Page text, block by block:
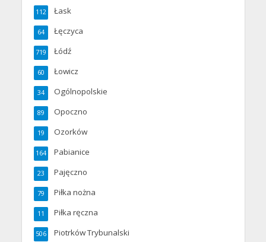
Łask
112
Łęczyca
64
Łódź
719
Łowicz
60
Ogólnopolskie
34
Opoczno
89
Ozorków
19
Pabianice
164
Pajęczno
23
Piłka nożna
79
Piłka ręczna
11
Piotrków Trybunalski
506